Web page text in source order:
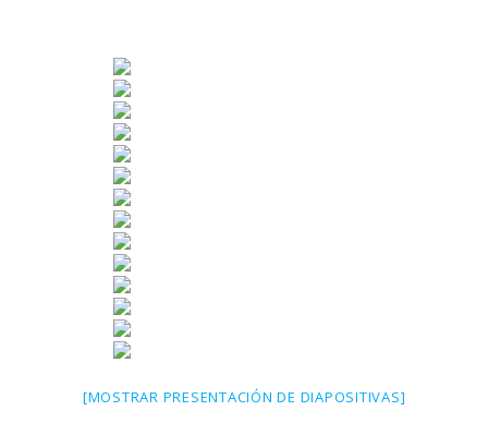
[MOSTRAR PRESENTACIÓN DE DIAPOSITIVAS]